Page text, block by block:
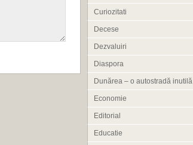
Curiozitati
Decese
Dezvaluiri
Diaspora
Dunărea – o autostradă inutilă
Economie
Editorial
Educatie